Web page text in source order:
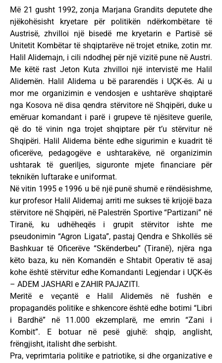
Më 21 gusht 1992, zonja Marjana Grandits deputete dhe
njëkohësisht kryetare për politikën ndërkombëtare të
Austrisë, zhvilloi një bisedë me kryetarin e Partisë së
Unitetit Kombëtar të shqiptarëve në trojet etnike, zotin mr.
Halil Alidemajn, i cili ndodhej për një vizitë pune në Austri.
Me këtë rast Jeton Kuta zhvilloi një intervistë me Halil
Alidemën. Halil Alidema u bë pararendës i UÇK-ës. Ai u
mor me organizimin e vendosjen e ushtarëve shqiptarë
nga Kosova në disa qendra stërvitore në Shqipëri, duke u
emëruar komandant i parë i grupeve të njësiteve guerile,
që do të vinin nga trojet shqiptare për t’u stërvitur në
Shqipëri. Halil Alidema bënte edhe sigurimin e kuadrit të
oficerëve, pedagogëve e ushtarakëve, në organizimin
ushtarak të gueriljes, siguronte mjete financiare për
teknikën luftarake e uniformat.
Në vitin 1995 e 1996 u bë një punë shumë e rëndësishme,
kur profesor Halil Alidemaj arriti me sukses të krijojë baza
stërvitore në Shqipëri, në Palestrën Sportive “Partizani” në
Tiranë, ku udhëheqës i grupit stërvitor ishte me
pseudonimin “Agron Ligata”, pastaj Qendra e Shkollës së
Bashkuar të Oficerëve “Skënderbeu” (Tiranë), njëra nga
këto baza, ku nën Komandën e Shtabit Operativ të asaj
kohe është stërvitur edhe Komandanti Legjendar i UÇK-ës
– ADEM JASHARI e ZAHIR PAJAZITI.
Meritë e veçantë e Halil Alidemës në fushën e
propagandës politike e shkencore është edhe botimi “Libri
i Bardhë” në 11.000 ekzemplarë, me emrin “Zani i
Kombit”. E botuar në pesë gjuhë: shqip, anglisht,
frëngjisht, italisht dhe serbisht.
Pra, veprimtaria politike e patriotike, si dhe organizative e